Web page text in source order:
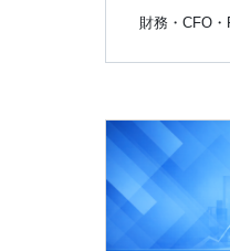
財務・CFO